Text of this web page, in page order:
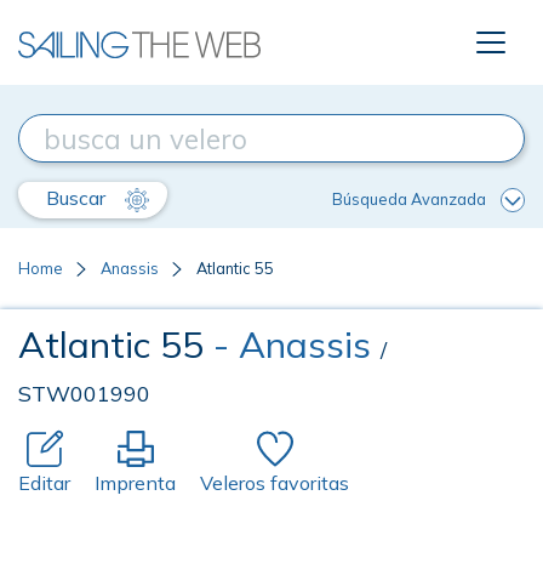
Buscar Búsqueda Avanzada
Home Anassis Atlantic 55
Atlantic 55 - Anassis /
STW001990
Editar Imprenta Veleros favoritas